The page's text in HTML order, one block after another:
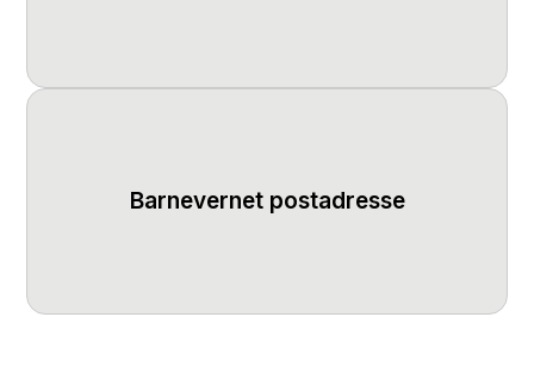
Barnevernet postadresse